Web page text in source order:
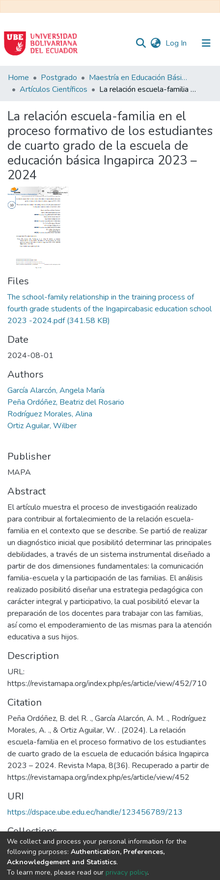
Log In (current)
Communities
&
All of DSpace
Statistics
Home Postgrado
Maestría en Educación Básica
Artículos Científicos
La relación escuela-familia en el proceso formativo de los estudiantes de cuarto grado de la escuela de educación básica Ingapirca 2023 – 2024
La relación escuela-familia en el
proceso formativo de los estudiantes
de cuarto grado de la escuela de
educación básica Ingapirca 2023 –
2024
Files
The school-family relationship in the training process of
fourth grade students of the Ingapircabasic education school
2023 -2024.pdf(341.58 KB)
Date
2024-08-01
Authors
García Alarcón, Angela María
Peña Ordóñez, Beatriz del Rosario
Rodríguez Morales, Alina
Ortiz Aguilar, Wilber
Publisher
MAPA
Abstract
El artículo muestra el proceso de investigación realizado
para contribuir al fortalecimiento de la relación escuela-
familia en el contexto que se describe. Se partió de realizar
un diagnóstico inicial que posibilitó determinar las principales
debilidades, a través de un sistema instrumental diseñado a
partir de dos dimensiones fundamentales: la comunicación
familia-escuela y la participación de las familias. El análisis
realizado posibilitó diseñar una estrategia pedagógica con
carácter integral y participativo, la cual posibilitó elevar la
preparación de los docentes para trabajar con las familias,
así como el empoderamiento de las mismas para la atención
educativa a sus hijos.
Description
URL:
https://revistamapa.org/index.php/es/article/view/452/710
Citation
Peña Ordóñez, B. del R. ., García Alarcón, A. M. ., Rodríguez
Morales, A. ., & Ortiz Aguilar, W. . (2024). La relación
escuela-familia en el proceso formativo de los estudiantes
de cuarto grado de la escuela de educación básica Ingapirca
2023 – 2024. Revista Mapa, 8(36). Recuperado a partir de
https://revistamapa.org/index.php/es/article/view/452
URI
https://dspace.ube.edu.ec/handle/123456789/213
Collections
Artículos Científicos
Full item page
We collect and process your personal information for the
following purposes: Authentication, Preferences,
Acknowledgement and Statistics.
To learn more, please read our privacy policy.